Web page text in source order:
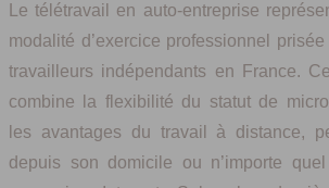
Le télétravail en auto-entreprise
modalité d’exercice professionnel
travailleurs indépendants en France.
combine la flexibilité du statut de
les avantages du travail à distance,
depuis son domicile ou n’importe